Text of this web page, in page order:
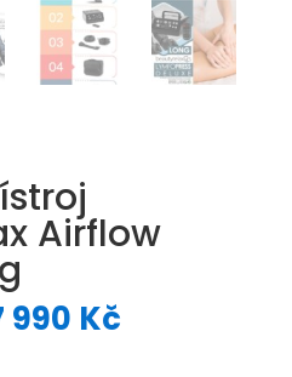
Airflow
990 KčAktuální